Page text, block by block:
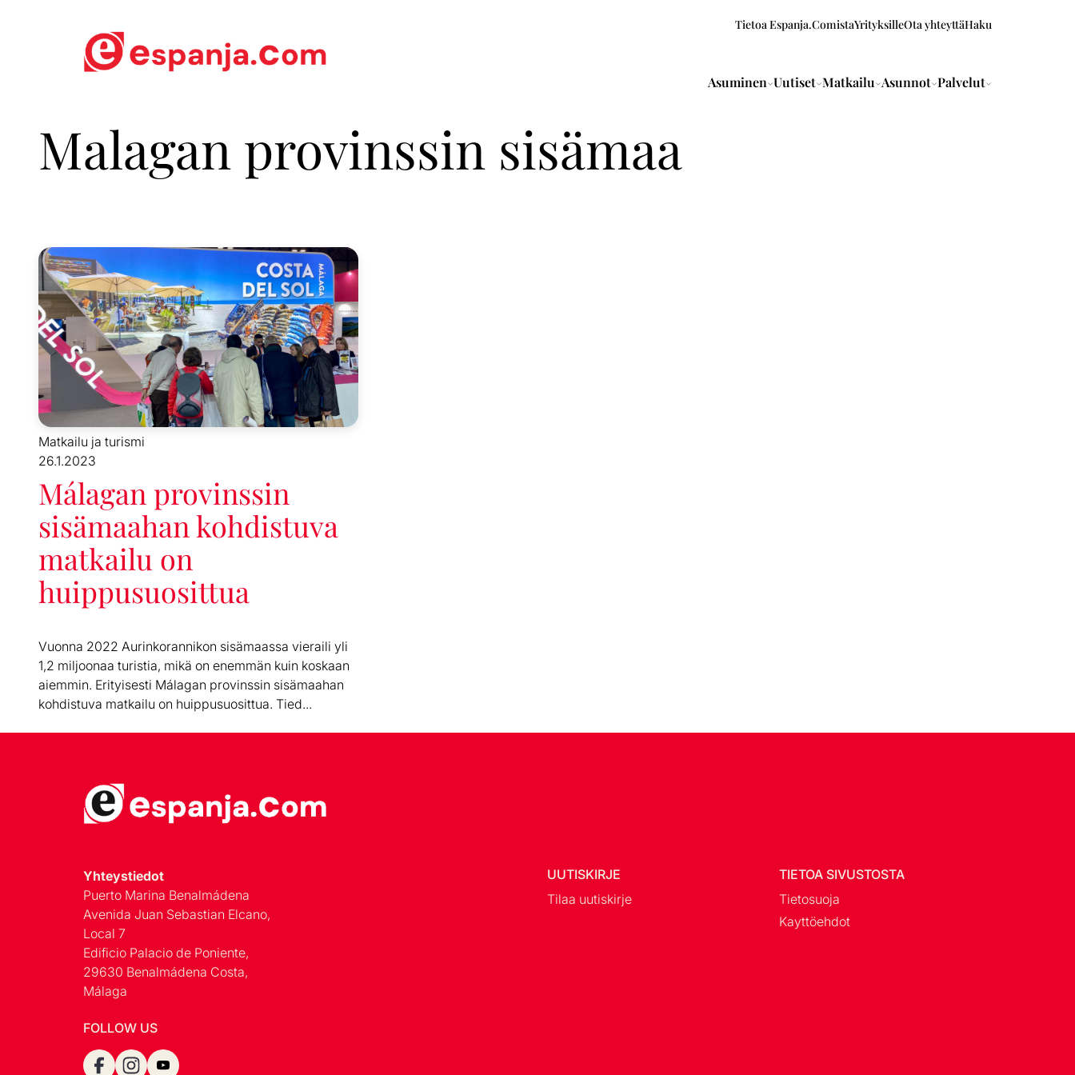
Tietoa Espanja.ComistaYrityksilleOta yhteyttäHaku
Asuminen Uutiset Matkailu Asunnot Palvelut
Malagan provinssin sisämaa
Matkailu ja turismi
26.1.2023
Málagan provinssin
sisämaahan kohdistuva
matkailu on
huippusuosittua
Vuonna 2022 Aurinkorannikon sisämaassa vieraili yli
1,2 miljoonaa turistia, mikä on enemmän kuin koskaan
aiemmin. Erityisesti Málagan provinssin sisämaahan
kohdistuva matkailu on huippusuosittua. Tied...
Yhteystiedot
Puerto Marina Benalmádena
Avenida Juan Sebastian Elcano,
Local 7
Edificio Palacio de Poniente,
29630 Benalmádena Costa,
Málaga
FOLLOW US
UUTISKIRJE
Tilaa uutiskirje
TIETOA SIVUSTOSTA
Tietosuoja
Kayttöehdot